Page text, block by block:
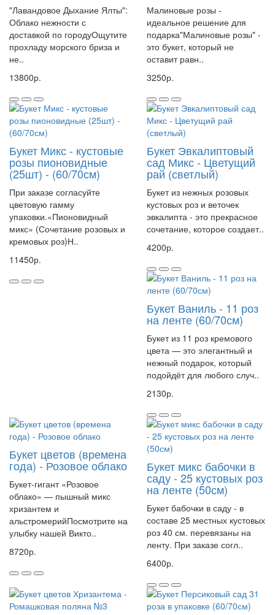
"Лавандовое Дыхание Ялты":
Облако нежности с
доставкой по городуОщутите
прохладу морского бриза и
не..
13800р.
Малиновые розы -
идеальное решение для
подарка"Малиновые розы" -
это букет, который не
оставит равн..
3250р.
Букет Микс - кустовые
розы пионовидные
(25шт) - (60/70см)
При заказе согласуйте
цветовую гамму
упаковки.«Пионовидный
микс» (Сочетание розовых и
кремовых роз)Н..
11450р.
Букет Эвкалиптовый
сад Микс - Цветущий
рай (светлый)
Букет из нежных розовых
кустовых роз и веточек
эвкалипта - это прекрасное
сочетание, которое создает..
4200р.
Букет Ваниль - 11 роз
на ленте (60/70см)
Букет из 11 роз кремового
цвета — это элегантный и
нежный подарок, который
подойдёт для любого случ..
2130р.
Букет цветов (времена
года) - Розовое облако
Букет-гигант «Розовое
облако» — пышный микс
хризантем и
альстромерийПосмотрите на
улыбку нашей Викто..
8720р.
Букет микс бабочки в
саду - 25 кустовых роз
на ленте (50см)
Букет бабочки в саду - в
составе 25 местных кустовых
роз 40 см. перевязаны на
ленту. При заказе согл..
6400р.